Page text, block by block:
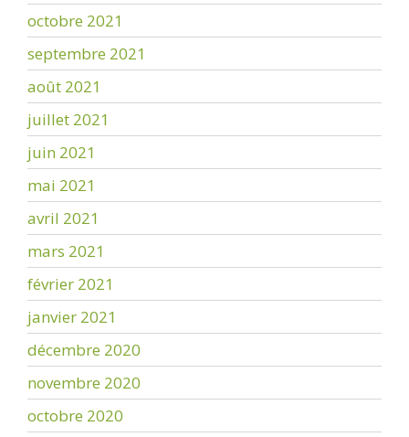
octobre 2021
septembre 2021
août 2021
juillet 2021
juin 2021
mai 2021
avril 2021
mars 2021
février 2021
janvier 2021
décembre 2020
novembre 2020
octobre 2020